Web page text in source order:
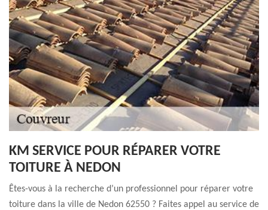
KM SERVICE POUR RÉPARER VOTRE
TOITURE À NEDON
Êtes-vous à la recherche d’un professionnel pour réparer votre
toiture dans la ville de Nedon 62550 ? Faites appel au service de